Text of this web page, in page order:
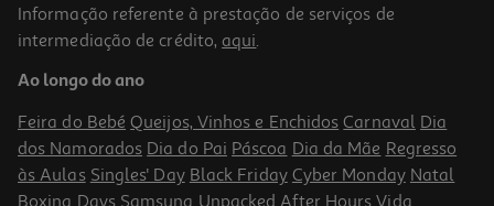
Informação referente à prestação de serviços de
intermediação de crédito, aqui.
Ao longo do ano
Feira do Bebé Queijos, Vinhos e Enchidos Carnaval Dia
dos Namorados Dia do Pai Páscoa Dia da Mãe Regresso
às Aulas Singles' Day Black Friday Cyber Monday Natal
Boxing Days Samsung Unpacked After Hours Vida